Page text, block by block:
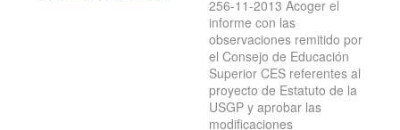
256-11-2013 Acoger el
informe con las
observaciones remitido por
el Consejo de Educación
Superior CES referentes al
proyecto de Estatuto de la
USGP y aprobar las
modificaciones